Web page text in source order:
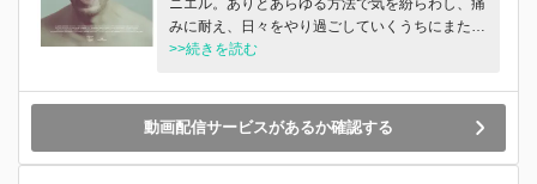
みに耐え、日々をやり過ごしていくうちにまた新
たな恋をする。そんな人の生き様を描いた物語。
>>続きを読む
動画配信サービスがあるか確認する